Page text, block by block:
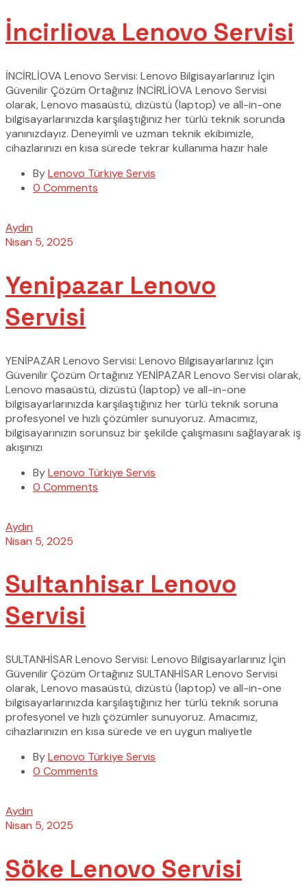
İncirliova Lenovo Servisi
İNCİRLİOVA Lenovo Servisi: Lenovo Bilgisayarlarınız İçin
Güvenilir Çözüm Ortağınız İNCİRLİOVA Lenovo Servisi
olarak, Lenovo masaüstü, dizüstü (laptop) ve all-in-one
bilgisayarlarınızda karşılaştığınız her türlü teknik sorunda
yanınızdayız. Deneyimli ve uzman teknik ekibimizle,
cihazlarınızı en kısa sürede tekrar kullanıma hazır hale
ByLenovo Türkiye Servis
0 Comments
Aydın
Nisan 5, 2025
Yenipazar Lenovo
Servisi
YENİPAZAR Lenovo Servisi: Lenovo Bilgisayarlarınız İçin
Güvenilir Çözüm Ortağınız YENİPAZAR Lenovo Servisi olarak,
Lenovo masaüstü, dizüstü (laptop) ve all-in-one
bilgisayarlarınızda karşılaştığınız her türlü teknik soruna
profesyonel ve hızlı çözümler sunuyoruz. Amacımız,
bilgisayarınızın sorunsuz bir şekilde çalışmasını sağlayarak iş
akışınızı
ByLenovo Türkiye Servis
0 Comments
Aydın
Nisan 5, 2025
Sultanhisar Lenovo
Servisi
SULTANHİSAR Lenovo Servisi: Lenovo Bilgisayarlarınız İçin
Güvenilir Çözüm Ortağınız SULTANHİSAR Lenovo Servisi
olarak, Lenovo masaüstü, dizüstü (laptop) ve all-in-one
bilgisayarlarınızda karşılaştığınız her türlü teknik soruna
profesyonel ve hızlı çözümler sunuyoruz. Amacımız,
cihazlarınızın en kısa sürede ve en uygun maliyetle
ByLenovo Türkiye Servis
0 Comments
Aydın
Nisan 5, 2025
Söke Lenovo Servisi